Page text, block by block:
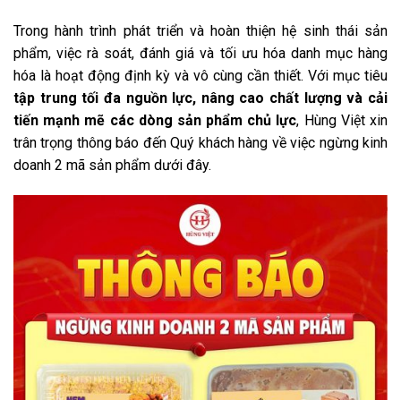
Trong hành trình phát triển và hoàn thiện hệ sinh thái sản
phẩm, việc rà soát, đánh giá và tối ưu hóa danh mục hàng
hóa là hoạt động định kỳ và vô cùng cần thiết. Với mục tiêu
tập trung tối đa nguồn lực, nâng cao chất lượng và cải
tiến mạnh mẽ các dòng sản phẩm chủ lực, Hùng Việt xin
trân trọng thông báo đến Quý khách hàng về việc ngừng kinh
doanh 2 mã sản phẩm dưới đây.